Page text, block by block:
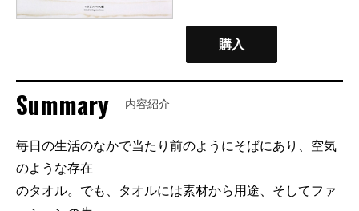
購入
Summary 内容紹介
毎日の生活のなかで当たり前のようにそばにあり、空気
のような存在
のタオル。でも、タオルには素材から用途、そしてファ